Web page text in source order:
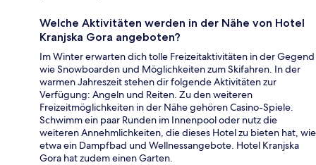
Welche Aktivitäten werden in der Nähe von Hotel
Kranjska Gora angeboten?
Im Winter erwarten dich tolle Freizeitaktivitäten in der Gegend
wie Snowboarden und Möglichkeiten zum Skifahren. In der
warmen Jahreszeit stehen dir folgende Aktivitäten zur
Verfügung: Angeln und Reiten. Zu den weiteren
Freizeitmöglichkeiten in der Nähe gehören Casino-Spiele.
Schwimm ein paar Runden im Innenpool oder nutz die
weiteren Annehmlichkeiten, die dieses Hotel zu bieten hat, wie
etwa ein Dampfbad und Wellnessangebote. Hotel Kranjska
Gora hat zudem einen Garten.